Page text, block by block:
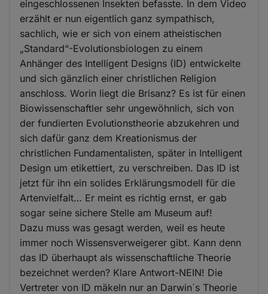
eingeschlossenen Insekten befasste. In dem Video
erzählt er nun eigentlich ganz sympathisch,
sachlich, wie er sich von einem atheistischen
„Standard“-Evolutionsbiologen zu einem
Anhänger des Intelligent Designs (ID) entwickelte
und sich gänzlich einer christlichen Religion
anschloss. Worin liegt die Brisanz? Es ist für einen
Biowissenschaftler sehr ungewöhnlich, sich von
der fundierten Evolutionstheorie abzukehren und
sich dafür ganz dem Kreationismus der
christlichen Fundamentalisten, später in Intelligent
Design um etikettiert, zu verschreiben. Das ID ist
jetzt für ihn ein solides Erklärungsmodell für die
Artenvielfalt… Er meint es richtig ernst, er gab
sogar seine sichere Stelle am Museum auf!
Dazu muss was gesagt werden, weil es heute
immer noch Wissensverweigerer gibt. Kann denn
das ID überhaupt als wissenschaftliche Theorie
bezeichnet werden? Klare Antwort-NEIN! Die
Vertreter von ID mäkeln nur an Darwin´s Theorie